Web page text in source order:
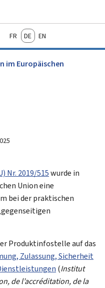
FrançaisDeutschEnglish
im Europäischen
Nr. 2019/515wurde in
Union eine
bei der praktischen
Produktinfostelle auf das
Zulassung, Sicherheit
(Institut
de l’accréditation, de la